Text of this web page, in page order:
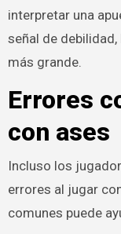
interpretar una
señal de
más grande.
Errores
con ases
Incluso los
errores al jugar
comunes puede